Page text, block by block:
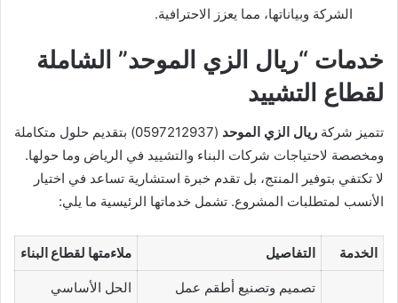
الشركة وبياناتها، مما يعزز الاحترافية.
خدمات “ريال الزي الموحد” الشاملة
لقطاع التشييد
تتميز شركة ريال الزي الموحد
(0597212937) بتقديم حلول متكاملة
ومخصصة لاحتياجات شركات البناء والتشييد في الرياض وما حولها.
لا تكتفي بتوفير المنتج، بل تقدم خبرة استشارية تساعد في اختيار
الأنسب لمتطلبات المشروع. تشمل خدماتها الرئيسية ما يلي:
الخدمة التفاصيل ملاءمتها لقطاع البناء
تصميم وتصنيع أطقم عمل
الحل الأساسي